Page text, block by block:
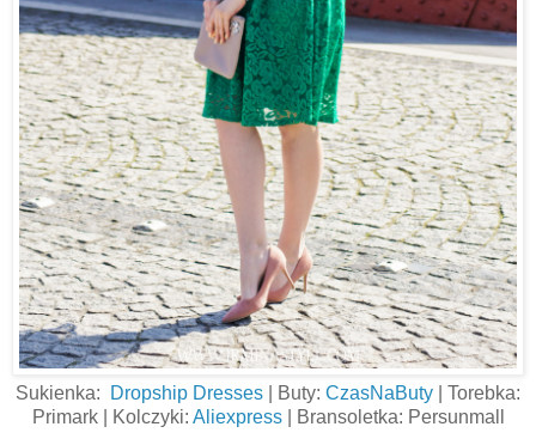
Sukienka: Dropship Dresses | Buty: CzasNaButy | Torebka:
Primark | Kolczyki: Aliexpress| Bransoletka: Persunmall